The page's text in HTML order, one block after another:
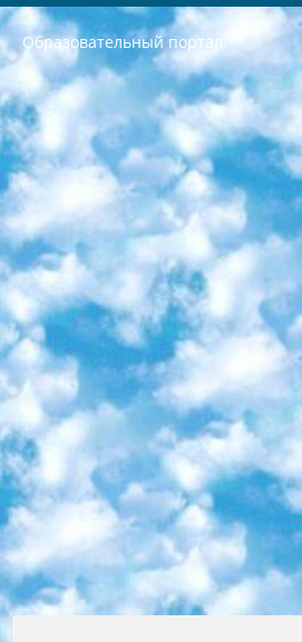
Образовательный портал
РЕСПУБЛИКА УЗБЕКИСТАН МИНИСТРЕРСТВО ДОШКОЛЬНОГО И ШКОЛЬНОГО ОБРАЗОВАНИЯ КОМАНДА в общеобразовательных учреждениях в 2023-2024 учебном году организация и проведение итоговой государственной аттестации обучающихся о Министра дошкольного и школьного образования Республики Узбекистан от 4 марта 2008 года (постановлением Минюста от 20 марта 2008 года № 1778 государственной регистрации) «Итоговое состояние учащихся общего среднего образования на основании положения об утверждении положения об аттестации общего среднего образования выпускной экзамен студентов в образовательных учреждениях в 2023-2024 учебном году В целях организации и прохождения аттестации приказываю: 1. Следующее: перечень предметов, по которым будет проводиться итоговая государственная аттестация и экзамен формы перевода согласно приложению 1; сертификаты международного образца, оценивающие уровень владения иностранными языками перечень согласно приложению 2; 2. Педагогический при специализированных образовательных учреждениях. научно-практический центр квалификации и международной оценки (Д.Давидова) 2024 г. До 25 марта: задания по предметам, по которым будет проводиться итоговая аттестация разработка и утверждение технических условий; итоговая аттестация на основании разработанного предметного задания разработка вопросов по предметам (устно и письменно), экзамен передача; общеобразовательные средние школы и специальные учебные заведения учащиеся выпускных классов школ и интернатов в агентской системе подготовка базы данных экзаменационных материалов и критериев оценки; перевод базы экзаменационных материалов на все языки обучения подать в Республиканский образовательный центр для изготовления; варианты экзаменов на основе разработанных контрольных материалов пусть будут поставлены задачи формирования. 3. Республиканский образовательный центр (Ш.Худайкулов) до 5 апреля 2024 года. до: база данных предоставленных экзаменационных материалов на все языки обучения перевод и экспертиза; для слепых, слабовидящих, глухих, слабослышащих и умственно отсталых детей учащиеся выпускных классов специализированных школ и школ-интернатов база данных экзаменационных материалов на всех преподаваемых языках подготовка критериев оценки; специализированные школы для умственно отсталых детей и технологии для учащихся выпускных классов школ-интернатов разработка соответствующих рекомендаций и критериев проведения ЕГЭ по естествознанию давать задания. 4. Педагогический при специализированных образовательных учреждениях. Научно-практический центр навыков и международной оценки (Д.Давидова), Республика образовательный центр (Худайкулов Ш.) итоговый государственный аттестационный экзамен ориентирован на творческое и логическое мышление при подготовке базы материалов учитывать введение заданий. 5. Следует отметить, что: сертификат государственного образца о знании общеобразовательного предмета и как минимум национальный уровень B1 по предметам на иностранных языках, указанным в Приложении 2. или международно признанный сертификат эквивалентного уровня студенты, изучающие определенный предмет, освобождаются от экзамена; по соответствующим предметам запланирована итоговая государственная аттестация за день до дня, путем жеребьевки Рабочей группой (в письменной форме по предметам, проводимым в форме) из числа сформированных вариантов выбрано 2 варианта; 2 выбранных варианта экзамена анонсированы на официальном сайте министерства и все выпускники по всей стране на основе этих вариантов проводит итоговую государственную аттестацию. 6. Государственное образование учащихся средних общеобразовательных учреждений. знания в соответствии с квалификационными требованиями, которые необходимо приобрести на основании стандартов итоговый (выпускной) контроль для 9 и 11 классов в целях тестирования Экзамены (далее – экзамены) состоят из предметов, перечисленных в приложении 1. будет сделано. 7. Экзамены пройдут с 26 мая по 15 июня 2024 г. (кроме науки физического воспитания). 8. Физическая для учащихся 9 классов общесредних образовательных учреждений. Экзамены по предмету «Образование, квалификация медицина» 1-6 мая 2024 года. сотрудники перевести под присмотр (с отклонениями в физическом или умственном развитии) специализированная школа для детей, школы-интернаты и со сколиозом школы-интернаты санаторного типа для больных детей исключены). 9. Он был слепым, слабовидящим и имел нарушения опорно-двигательного аппарата. экзамены в специализированных школах и интернатах для детей должны проводиться исходя из требований, предъявляемых к общеобразовательным учреждениям (физкультура кроме науки). 10. Специализированная школа для глухих и слабослышащих детей. и экзамены в интернатах и быть реализован в виде письменного теста по математике. 11. Специальность для умственно отсталых детей. Для 9 класса Родной язык и литературное письмо Государственный язык (язык обучения – узбекский). для неклассов) написано Математическое письмо Письменная/устная история Узбекистана Физическое воспитание практично Итоговый контроль Для 11 класса Написание родного языка и литературы (эссе) Математическое письмо Узбекский язык (обучение на узбекском языке) не посещающее общее среднее образование для учреждений)/Образовательное учреждение выбор письменный и устный Иностранный язык письменный/устный Письменная/устная история Узбекистана *По выбору студента:  Химия  Физика  Основы государственного права  География 10 бесплатных образовательных ресурсов - Мы составили подборку онлайн-проектов с интерактивными упражнениями, видеолекциями и статьями. Они помогут вам обрести новые и освежить старые знания бесплатно. 1. «ИНТУИТ» Старейшая образовательная площадка Рунета. Здесь вы найдёте сотни текстовых и видеокурсов на десятки различных тем — от программирования до психологии. Многие курсы подготовлены российскими университетами и крупными международными компаниями вроде Intel и Microsoft. Самостоятельное обучение бесплатное, но желающие могут оплатить услуги персональных наставников. 2. «Смартия» знакомит с актуальными профессиями и подсказывает, как им обучаться. Выбрав заинтересовавшую вас специальность — SMM-специалист, фотограф, веб-дизайнер или другую, — увидите список необходимых для неё умений. Чтобы вы могли освоить их самостоятельно, для каждого умения площадка отображает подборку ссылок на учебные материалы. Хотя «Смартия» ориентируется на русскоязычную аудиторию, часть контента всё же доступна только на английском. 3. «Лекторий Физтеха» Проект Московского физико-технического института (Физтеха). С его помощью вы можете смотреть онлайн серии лекций, записанные на видео в этом вузе. В числе доступных предметов — физика, биология, химия, информационные технологии и другие. К некоторым лекциям администрация ресурса прилагает готовые конспекты, которые можно скачивать в PDF-формате. 4. ITMOcourses Онлайн-площадка Санкт-Петербургского национального исследовательского университета информационных технологий, механики и оптики (ИТМО). Ресурс предоставляет свободный доступ к курсам, разработанным в этом вузе. Каталог материалов разбит на четыре категории: «Оптические системы и технологии», «Приборостроение и робототехника», «Информационные технологии» и «Биотехнологии». Курсы состоят из видеолекций, интерактивных демонстраций и заданий. 5. «КиберЛенинка» Электронная научная библиотека открытого доступа. Каталог площадки регулярно обрастает текстами статей из различных